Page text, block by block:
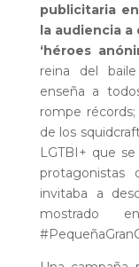
publicitaria
la audiencia
‘héroes
reina del
enseña a
rompe
de los
LGTBI+ que
invitaba a
mostrado